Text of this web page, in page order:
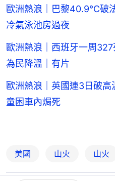
歐洲熱浪｜巴黎40.9°C
冷氣泳池房過夜
歐洲熱浪｜西班牙一周
為民降溫｜有片
歐洲熱浪｜英國連3日破
童困車內焗死
美國 山火 山火